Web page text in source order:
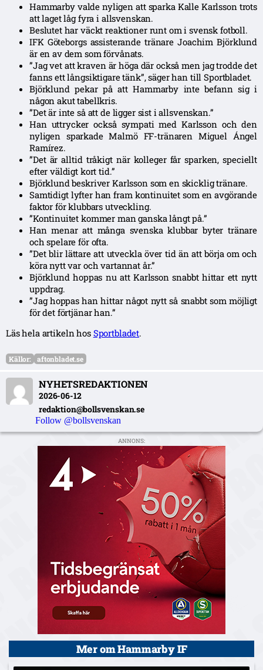
Hammarby valde nyligen att sparka Kalle Karlsson trots
att laget låg fyra i allsvenskan.
Beslutet har väckt reaktioner runt om i svensk fotboll.
IFK Göteborgs assisterande tränare Joachim Björklund
är en av dem som förvånats.
”Jag vet att kraven är höga där också men jag trodde det
fanns ett långsiktigare tänk”, säger han till Sportbladet.
Björklund pekar på att Hammarby inte befann sig i
någon akut tabellkris.
”Det är inte så att de ligger sist i allsvenskan.”
Han uttrycker också sympati med Karlsson och den
nyligen sparkade Malmö FF-tränaren Miguel Ángel
Ramírez.
”Det är alltid tråkigt när kolleger får sparken, speciellt
efter väldigt kort tid.”
Björklund beskriver Karlsson som en skicklig tränare.
Samtidigt lyfter han fram kontinuitet som en avgörande
faktor för klubbars utveckling.
”Kontinuitet kommer man ganska långt på.”
Han menar att många svenska klubbar byter tränare
och spelare för ofta.
”Det blir lättare att utveckla över tid än att börja om och
köra nytt var och vartannat år.”
Björklund hoppas nu att Karlsson snabbt hittar ett nytt
uppdrag.
”Jag hoppas han hittar något nytt så snabbt som möjligt
för det förtjänar han.”
Läs hela artikeln hos Sportbladet.
Källor: aftonbladet.se
NYHETSREDAKTIONEN
2026-06-12
redaktion@bollsvenskan.se
Follow @bollsvenskan
ANNONS:
Mer om Hammarby IF